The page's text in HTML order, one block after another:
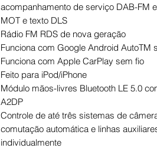
acompanhamento de serviço DAB-FM
MOT e texto DLS
Rádio FM RDS de nova geração
Funciona com Google Android AutoTM
Funciona com Apple CarPlay sem fio
Feito para iPod/iPhone
Módulo mãos-livres Bluetooth LE 5.0
A2DP
Controle de até três sistemas de
comutação automática e linhas
individualmente